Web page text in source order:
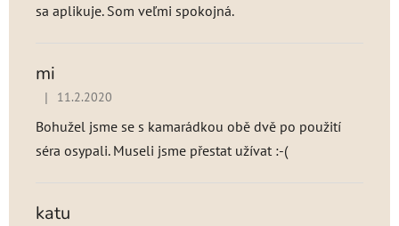
sa aplikuje. Som veľmi spokojná.
mi
Hodnotenie produktu je 3 z 5 hviezdičiek.
| 11.2.2020
Bohužel jsme se s kamarádkou obě dvě po použití
séra osypali. Museli jsme přestat užívat :-(
katu